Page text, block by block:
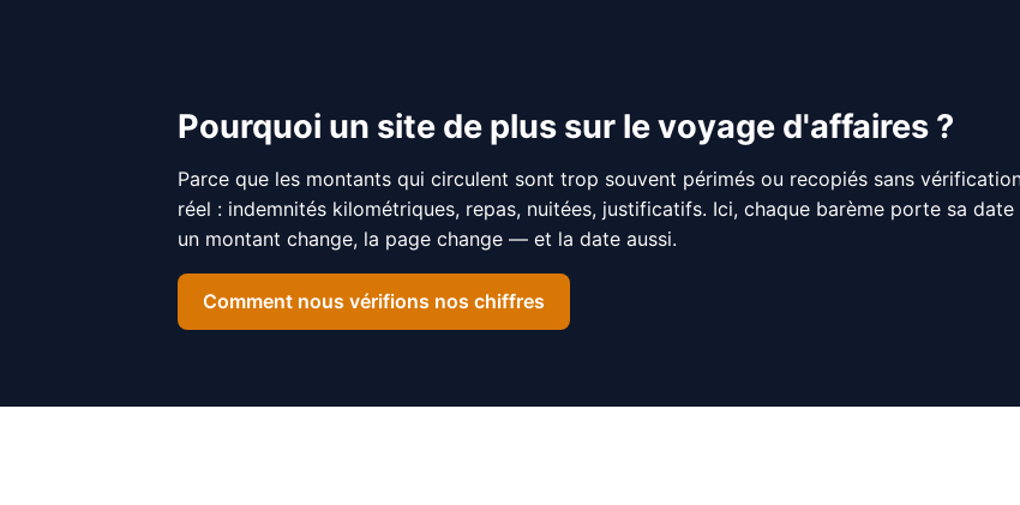
Pourquoi un site de plus sur le voyage d'affaires ?
Parce que les montants qui circulent sont trop souvent périmés ou recopiés sans
réel : indemnités kilométriques, repas, nuitées, justificatifs. Ici, chaque barème porte sa
un montant change, la page change — et la date aussi.
Comment nous vérifions nos chiffres